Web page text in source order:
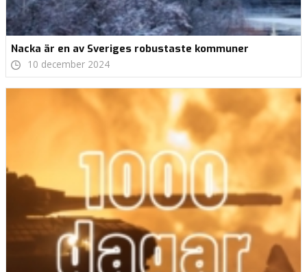
Nacka är en av Sveriges robustaste kommuner
10 december 2024